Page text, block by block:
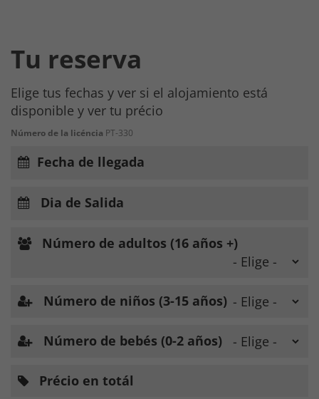
Tu reserva
Elige tus fechas y ver si el alojamiento está
disponible y ver tu précio
Número de la licéncia PT-330
Fecha de llegada
Dia de Salida
Número de adultos (16 años +)
Número de niños (3-15 años)
Número de bebés (0-2 años)
Précio en totál